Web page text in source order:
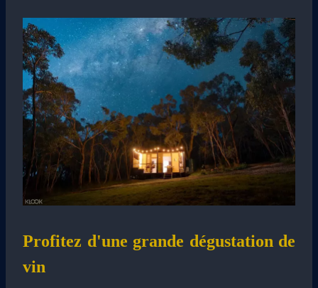
Profitez d'une grande dégustation de
vin